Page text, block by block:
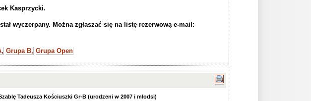
Kasprzycki.
wyczerpany. Można zgłaszać się na listę rezerwową e-mail:
Grupa B, Grupa Open
Tadeusza Kościuszki Gr-B (urodzeni w 2007 i młodsi)